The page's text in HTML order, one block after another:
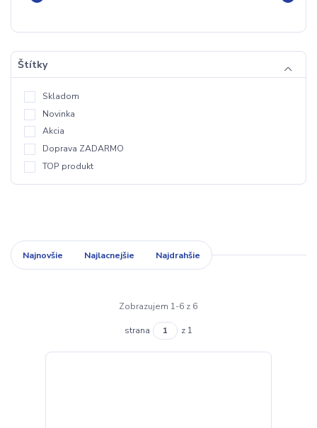
Štítky
Skladom
Novinka
Akcia
Doprava ZADARMO
TOP produkt
Najnovšie Najlacnejšie Najdrahšie
Zobrazujem 1-6 z 6
strana z 1